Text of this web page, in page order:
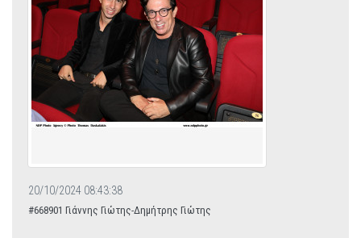
20/10/2024 08:43:38
#668901 Γιάννης Γιώτης-Δημήτρης Γιώτης